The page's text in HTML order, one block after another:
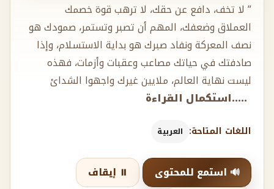
” لا تخف، دافع عن حقك، لا ترهب قوة خصمك
العملاق وضعفك، المهم أن تصبر وتستمر، صمودك هو
نصف المعركة ونفاد صبرك هو بداية الاستسلام، وإذا
صادفتك في حياتك مصاعب وعقبات وأزمات، فهذه
ليست نهاية العالم، ملايين غيرك واجهوا الشدائ
.....استكمال القراءة
اللغات المتاحة: العربية
🔊 استمع للمحتوى
⏸️ إيقاف